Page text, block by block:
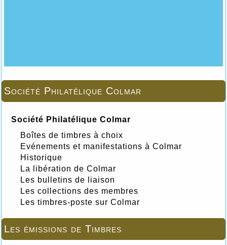
Société Philatélique Colmar
Société Philatélique Colmar
Boîtes de timbres à choix
Evénements et manifestations à Colmar
Historique
La libération de Colmar
Les bulletins de liaison
Les collections des membres
Les timbres-poste sur Colmar
Les émissions de Timbres